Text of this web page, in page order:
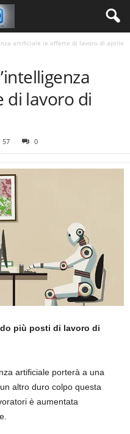
artificiale le offerte di lavoro di aprile
di lavoro di
57 0
più posti di lavoro di
artificiale porterà a una
altro duro colpo questa
è aumentata